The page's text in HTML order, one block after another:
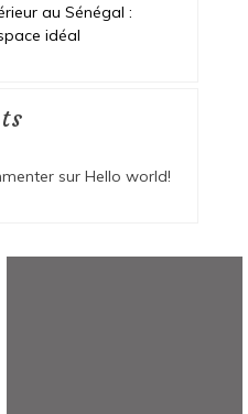
au Sénégal :
idéal
sur Hello world!